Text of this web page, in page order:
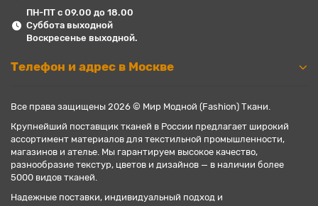
ПН-ПТ с 09.00 до 18.00
Суббота выходной
Воскресенье выходной.
Телефон и адрес в Москве
Все права защищены 2026 © Мир Модной (Fashion) Ткани.
Крупнейший поставщик тканей в России предлагает широкий
ассортимент материалов для текстильной промышленности,
магазинов и ателье. Мы гарантируем высокое качество,
разнообразие текстур, цветов и дизайнов — в наличии более
5000 видов тканей.
Надежные поставки, индивидуальный подход и